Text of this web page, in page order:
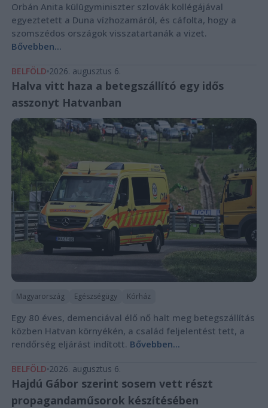
Orbán Anita külügyminiszter szlovák kollégájával
egyeztetett a Duna vízhozamáról, és cáfolta, hogy a
szomszédos országok visszatartanák a vizet.
Bővebben...
BELFÖLD 2026. augusztus 6.
Halva vitt haza a betegszállító egy idős
asszonyt Hatvanban
Magyarország Egészségügy Kórház
Egy 80 éves, demenciával élő nő halt meg betegszállítás
közben Hatvan környékén, a család feljelentést tett, a
rendőrség eljárást indított. Bővebben...
BELFÖLD 2026. augusztus 6.
Hajdú Gábor szerint sosem vett részt
propagandaműsorok készítésében